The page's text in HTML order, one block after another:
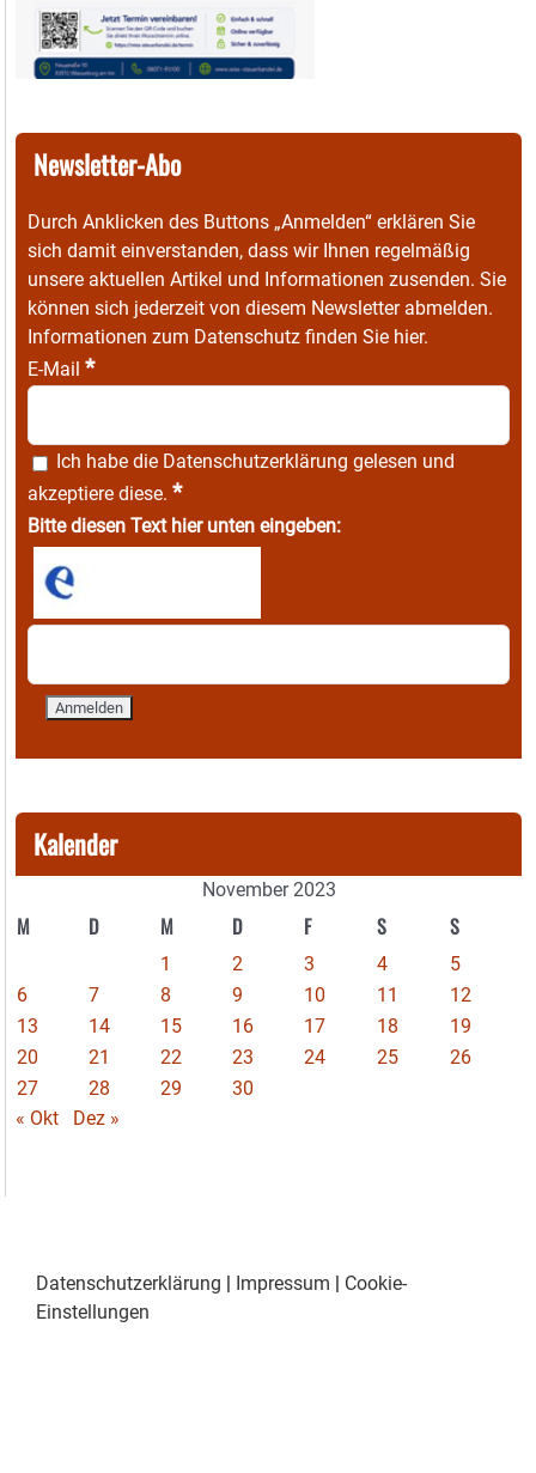
Newsletter-Abo
Durch Anklicken des Buttons „Anmelden“ erklären Sie
sich damit einverstanden, dass wir Ihnen regelmäßig
unsere aktuellen Artikel und Informationen zusenden. Sie
können sich jederzeit von diesem Newsletter abmelden.
Informationen zum Datenschutz finden Sie hier.
E-Mail *
Ich habe die Datenschutzerklärung gelesen und
akzeptiere diese. *
Bitte diesen Text hier unten eingeben:
Kalender
November 2023
M D M D F S S
1 2 3 4
5
6
7 8 9 10 11
12
13
14 15 16 17 18
19
20
21 22 23 24 25
26
27
28 29
30
« Okt
Dez »
Datenschutzerklärung Impressum
Cookie-
Einstellungen